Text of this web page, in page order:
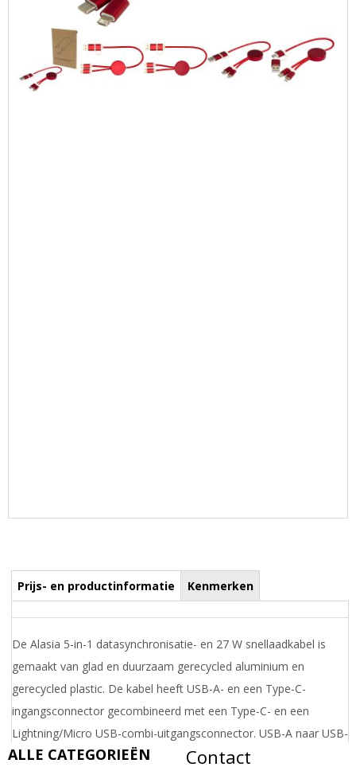
Prijs- en productinformatie Kenmerken
De Alasia 5-in-1 datasynchronisatie- en 27 W snellaadkabel is
gemaakt van glad en duurzaam gerecycled aluminium en
gerecycled plastic. De kabel heeft USB-A- en een Type-C-
ingangsconnector gecombineerd met een Type-C- en een
Lightning/Micro USB-combi-uitgangsconnector. USB-A naar USB-
C levert een uitgangsvermogen van maximaal 27 W en alle
Contact
ALLE CATEGORIEËN